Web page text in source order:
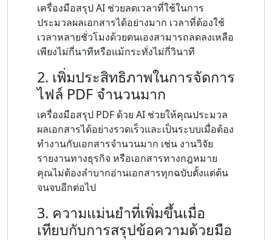
เครื่องมือสรุป AI ช่วยลดเวลาที่ใช้ในการ
ประมวลผลเอกสารได้อย่างมาก เวลาที่ต้องใช้
เวลาหลายชั่วโมงด้วยตนเองสามารถลดลงเหลือ
เพียงไม่กี่นาทีหรือแม้กระทั่งไม่กี่วินาที
2. เพิ่มประสิทธิภาพในการจัดการ
ไฟล์ PDF จำนวนมาก
เครื่องมือสรุป PDF ด้วย AI ช่วยให้คุณประมวล
ผลเอกสารได้อย่างรวดเร็วและเป็นระบบเมื่อต้อง
ทำงานกับเอกสารจำนวนมาก เช่น งานวิจัย
รายงานทางธุรกิจ หรือเอกสารทางกฎหมาย
คุณไม่ต้องลำบากอ่านเอกสารทุกฉบับตั้งแต่ต้น
จนจบอีกต่อไป
3. ความแม่นยำที่เพิ่มขึ้นเมื่อ
เทียบกับการสรุปข้อความด้วยมือ